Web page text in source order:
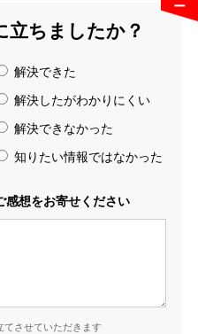
立ちましたか？
解決できた
解決したがわかりにくい
解決できなかった
知りたい情報ではなかった
感想をお寄せください
させていただきます